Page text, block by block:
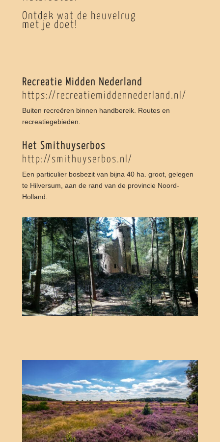
Ontdek wat de heuvelrug
met je doet!
Recreatie Midden Nederland
https://recreatiemiddennederland.nl/
Buiten recreëren binnen handbereik. Routes en
recreatiegebieden.
Het Smithuyserbos
http://smithuyserbos.nl/
Een particulier bosbezit van bijna 40 ha. groot, gelegen
te Hilversum, aan de rand van de provincie Noord-
Holland.